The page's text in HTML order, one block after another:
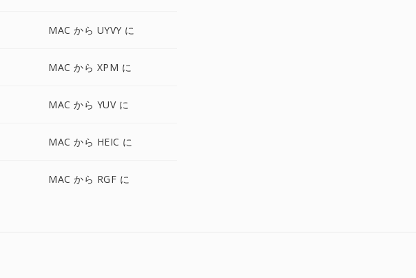
MAC から UYVY に
MAC から XPM に
MAC から YUV に
MAC から HEIC に
MAC から RGF に